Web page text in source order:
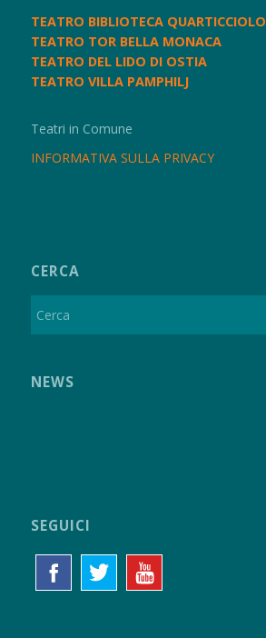
TEATRO BIBLIOTECA QUARTICCIOLO
TEATRO TOR BELLA MONACA
TEATRO DEL LIDO DI OSTIA
TEATRO VILLA PAMPHILJ
Teatri in Comune
INFORMATIVA SULLA PRIVACY
CERCA
NEWS
SEGUICI